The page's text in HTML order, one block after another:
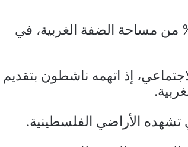
نزال في منشور أن المستوطنات لا تشغل سوى 3% من مساحة الضفة الغربية، في
إذ اتهمه ناشطون بتقديم
تشهده الأراضي الفلسطينية.